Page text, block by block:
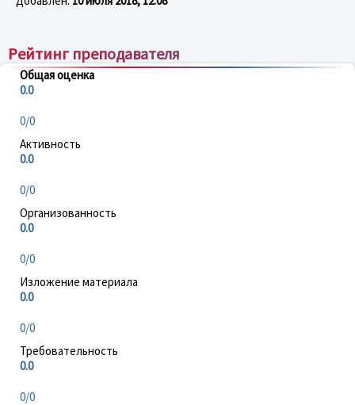
Рейтинг преподавателя
Общая оценка
0.0
0/0
Активность
0.0
0/0
Организованность
0.0
0/0
Изложение материала
0.0
0/0
Требовательность
0.0
0/0